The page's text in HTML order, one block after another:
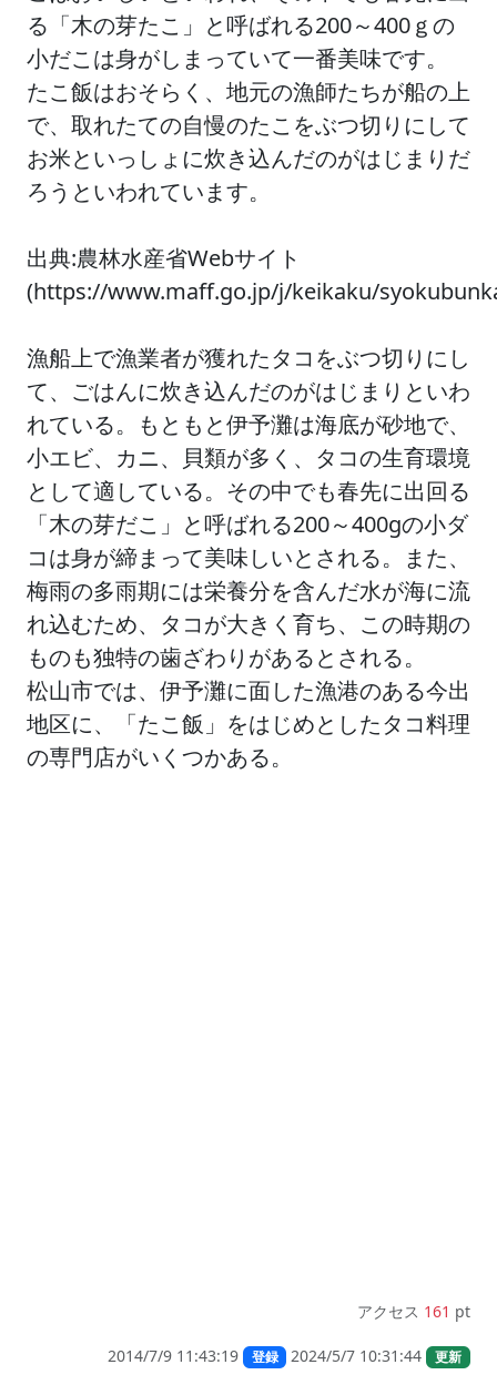
る「木の芽たこ」と呼ばれる200～400ｇの
小だこは身がしまっていて一番美味です。
たこ飯はおそらく、地元の漁師たちが船の上
で、取れたての自慢のたこをぶつ切りにして
お米といっしょに炊き込んだのがはじまりだ
ろうといわれています。
出典:農林水産省Webサイト
(https://www.maff.go.jp/j/keikaku/
漁船上で漁業者が獲れたタコをぶつ切りにし
て、ごはんに炊き込んだのがはじまりといわ
れている。もともと伊予灘は海底が砂地で、
小エビ、カニ、貝類が多く、タコの生育環境
として適している。その中でも春先に出回る
「木の芽だこ」と呼ばれる200～400gの小ダ
コは身が締まって美味しいとされる。また、
梅雨の多雨期には栄養分を含んだ水が海に流
れ込むため、タコが大きく育ち、この時期の
ものも独特の歯ざわりがあるとされる。
松山市では、伊予灘に面した漁港のある今出
地区に、「たこ飯」をはじめとしたタコ料理
の専門店がいくつかある。
アクセス 161 pt
2014/7/9 11:43:19 登録 2024/5/7 10:31:44 更新